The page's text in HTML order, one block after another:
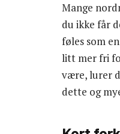
Mange
du ikke får
føles som
litt mer fri
være, lurer
dette og